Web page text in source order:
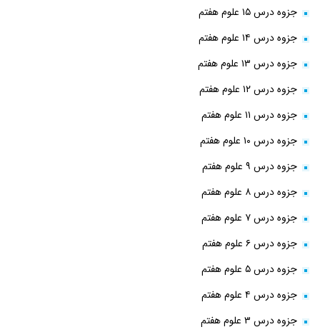
جزوه درس ۱۵ علوم هفتم
جزوه درس ۱۴ علوم هفتم
جزوه درس ۱۳ علوم هفتم
جزوه درس ۱۲ علوم هفتم
جزوه درس ۱۱ علوم هفتم
جزوه درس ۱۰ علوم هفتم
جزوه درس ۹ علوم هفتم
جزوه درس ۸ علوم هفتم
جزوه درس ۷ علوم هفتم
جزوه درس ۶ علوم هفتم
جزوه درس ۵ علوم هفتم
جزوه درس ۴ علوم هفتم
جزوه درس ۳ علوم هفتم